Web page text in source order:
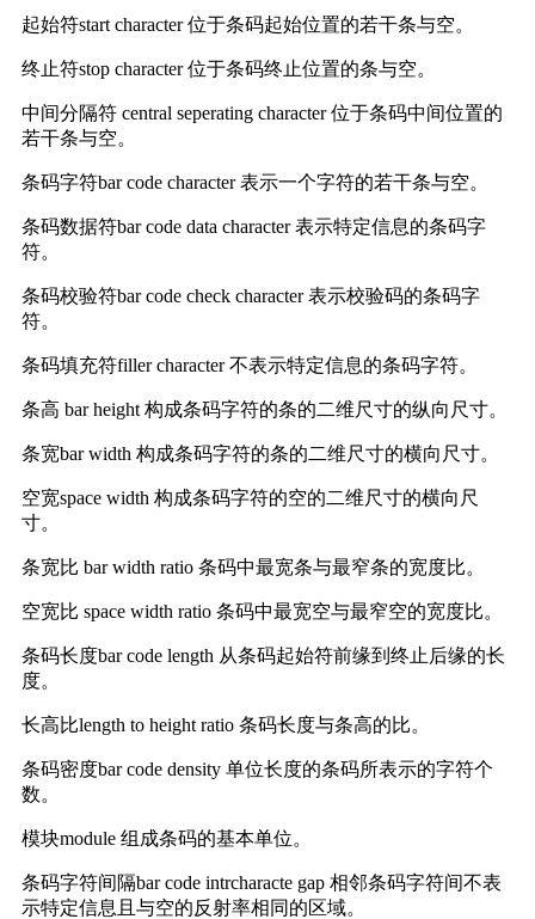
起始符start character 位于条码起始位置的若干条与空。
终止符stop character 位于条码终止位置的条与空。
中间分隔符 central seperating character 位于条码中间位置的
若干条与空。
条码字符bar code character 表示一个字符的若干条与空。
条码数据符bar code data character 表示特定信息的条码字
符。
条码校验符bar code check character 表示校验码的条码字
符。
条码填充符filler character 不表示特定信息的条码字符。
条高 bar height 构成条码字符的条的二维尺寸的纵向尺寸。
条宽bar width 构成条码字符的条的二维尺寸的横向尺寸。
空宽space width 构成条码字符的空的二维尺寸的横向尺
寸。
条宽比 bar width ratio 条码中最宽条与最窄条的宽度比。
空宽比 space width ratio 条码中最宽空与最窄空的宽度比。
条码长度bar code length 从条码起始符前缘到终止后缘的长
度。
长高比length to height ratio 条码长度与条高的比。
条码密度bar code density 单位长度的条码所表示的字符个
数。
模块module 组成条码的基本单位。
条码字符间隔bar code intrcharacte gap 相邻条码字符间不表
示特定信息且与空的反射率相同的区域。